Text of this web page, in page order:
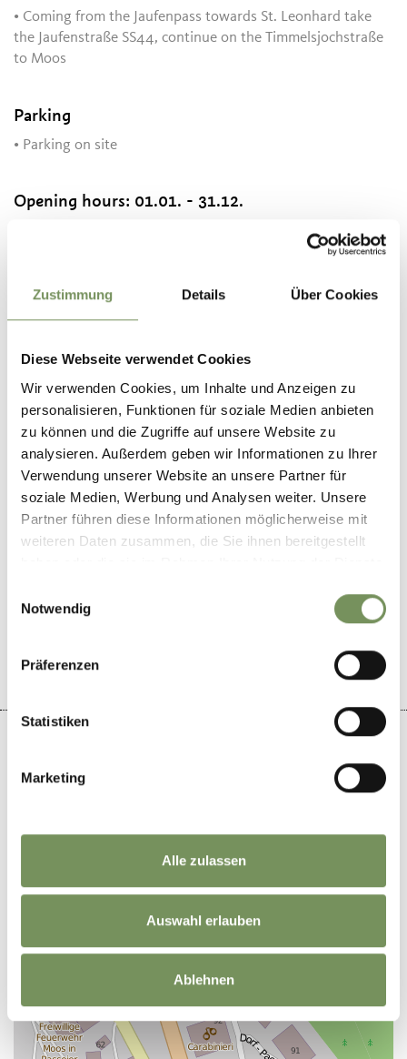
Zustimmung Details Über Cookies
Diese Webseite verwendet Cookies
Wir verwenden Cookies, um Inhalte und Anzeigen zu
personalisieren, Funktionen für soziale Medien anbieten
zu können und die Zugriffe auf unsere Website zu
analysieren. Außerdem geben wir Informationen zu Ihrer
Verwendung unserer Website an unsere Partner für
soziale Medien, Werbung und Analysen weiter. Unsere
Partner führen diese Informationen möglicherweise mit
weiteren Daten zusammen, die Sie ihnen bereitgestellt
Notwendig
Präferenzen
Statistiken
Marketing
Alle zulassen
Auswahl erlauben
Ablehnen
• Coming from the Jaufenpass towards St. Leonhard take
the Jaufenstraße SS44, continue on the Timmelsjochstraße
to Moos
Parking
• Parking on site
Opening hours: 01.01. - 31.12.
Sat
Sun
Carabinieri station Moos
Dorf 92
39013 Moos in Passeier
stbz531260@carabinieri.it
T +39 0473 643521
−